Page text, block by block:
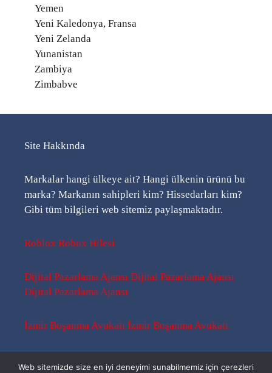
Yemen
Yeni Kaledonya, Fransa
Yeni Zelanda
Yunanistan
Zambiya
Zimbabve
Site Hakkında
Markalar hangi ülkeye ait? Hangi ülkenin ürünü bu
marka? Markanın sahipleri kim? Hissedarları kim?
Gibi tüm bilgileri web sitemiz paylaşmaktadır.
Roblox Robux Hilesi
Dijital Pazarlama Ajansı Dijital Pazarlama Ajansı
Dijital Pazarlama Ajansı
İzmir Boşanma Avukatı İzmir Boşanma Avukatı
Web sitemizde size en iyi deneyimi sunabilmemiz için çerezleri